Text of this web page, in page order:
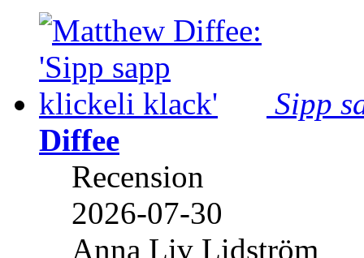
Sipp
Diffee
Recension
2026-07-30
Anna Liv Lidström